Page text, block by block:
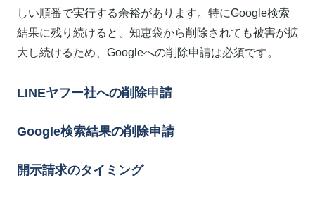
しい順番で実行する余裕があります。特にGoogle検索
結果に残り続けると、知恵袋から削除されても被害が拡
大し続けるため、Googleへの削除申請は必須です。
LINEヤフー社への削除申請
Google検索結果の削除申請
開示請求のタイミング